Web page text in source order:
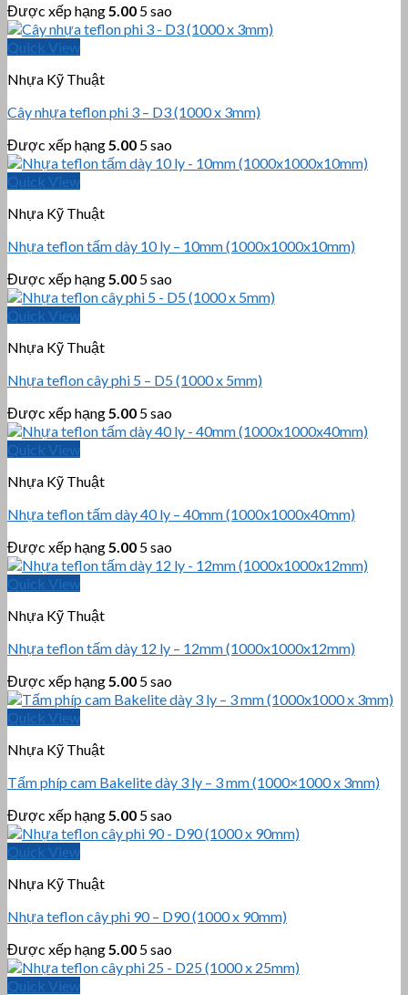
Được xếp hạng 5.00 5 sao
Quick View
Nhựa Kỹ Thuật
Cây nhựa teflon phi 3 – D3 (1000 x 3mm)
Được xếp hạng 5.00 5 sao
Quick View
Nhựa Kỹ Thuật
Nhựa teflon tấm dày 10 ly – 10mm (1000x1000x10mm)
Được xếp hạng 5.00 5 sao
Quick View
Nhựa Kỹ Thuật
Nhựa teflon cây phi 5 – D5 (1000 x 5mm)
Được xếp hạng 5.00 5 sao
Quick View
Nhựa Kỹ Thuật
Nhựa teflon tấm dày 40 ly – 40mm (1000x1000x40mm)
Được xếp hạng 5.00 5 sao
Quick View
Nhựa Kỹ Thuật
Nhựa teflon tấm dày 12 ly – 12mm (1000x1000x12mm)
Được xếp hạng 5.00 5 sao
Quick View
Nhựa Kỹ Thuật
Tấm phíp cam Bakelite dày 3 ly – 3 mm (1000×1000 x 3mm)
Được xếp hạng 5.00 5 sao
Quick View
Nhựa Kỹ Thuật
Nhựa teflon cây phi 90 – D90 (1000 x 90mm)
Được xếp hạng 5.00 5 sao
Quick View